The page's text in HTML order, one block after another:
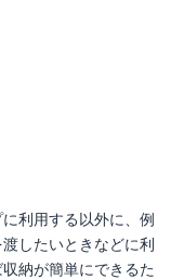
利用する以外に、例
したいときなどに利
納が簡単にできるた